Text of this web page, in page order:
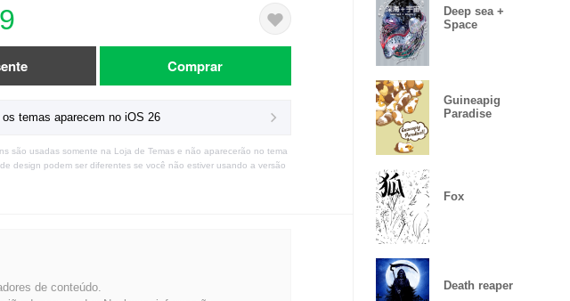
Comprar
temas aparecem no iOS 26
são usadas somente na Loja de Temas e não aparecerão no tema
design podem ser diferentes se você não estiver usando a versão
de conteúdo.
Deep sea +
Space
Guineapig
Paradise
Fox
Death reaper